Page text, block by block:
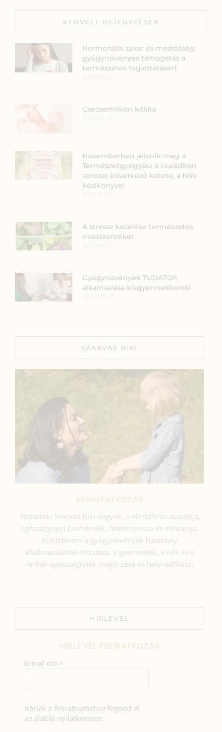
KEDVELT BEJEGYZÉSEK
Hormonális zavar és meddőség:
gyógynövényes támogatás a
természetes fogantatásért
Csecsemőkori kólika
Novemberben jelenik meg a
Természetgyógyász a családban
sorozat következő kötete, a Nők
kézikönyve!
A stressz kezelése természetes
módszerekkel
Gyógynövények TUDATOS
alkalmazása kisgyermekkortól
SZARVAS NIKI
Sziasztok! Szarvas Niki vagyok, a HerbClinic alapítója,
egészségügyi biomérnök, fitoterapeuta és édesanya.
Küldetésem a gyógynövények hatékony
alkalmazásának oktatása, a gyermekek, a nők és a
férfiak egészségének megőrzése és helyreállítása.
HÍRLEVÉL
E-mail cím *
Kérlek a feliratkozáshoz fogadd el
az alábbi nyilatkozatot: